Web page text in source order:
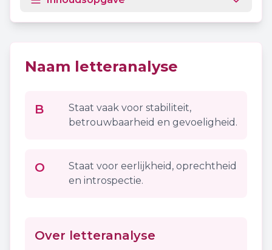
Naam letteranalyse
B
Staat vaak voor stabiliteit,
betrouwbaarheid en gevoeligheid.
O
Staat voor eerlijkheid, oprechtheid
en introspectie.
Over letteranalyse